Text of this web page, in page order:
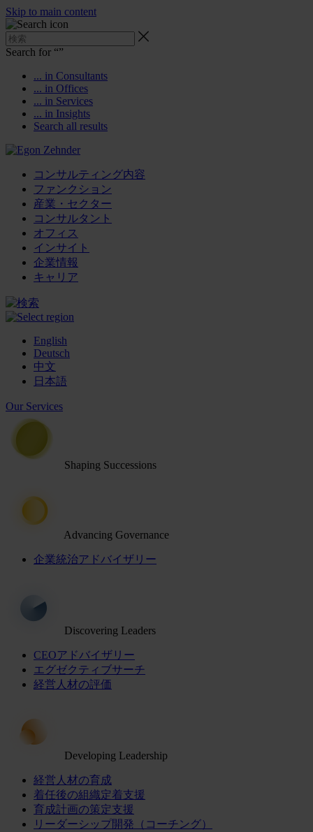
Skip to main content
Search for “”
... in Consultants
... in Offices
... in Services
... in Insights
Search all results
コンサルティング内容
ファンクション
産業・セクター
コンサルタント
オフィス
インサイト
企業情報
キャリア
English
Deutsch
中文
日本語
Our Services
Shaping Successions
Advancing Governance
企業統治アドバイザリー
Discovering Leaders
CEOアドバイザリー
エグゼクティブサーチ
経営人材の評価
Developing Leadership
経営人材の育成
着任後の組織定着支援
育成計画の策定支援
リーダーシップ開発（コーチング）